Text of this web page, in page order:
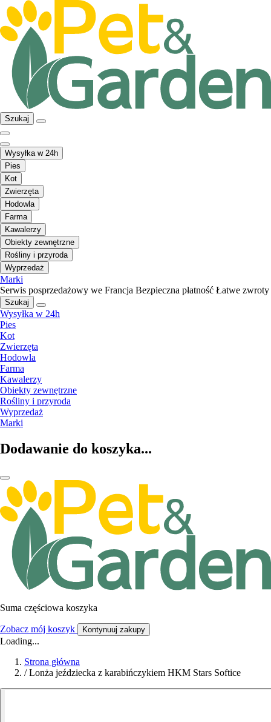
Szukaj
Wysyłka w 24h
Pies
Kot
Zwierzęta
Hodowla
Farma
Kawalerzy
Obiekty zewnętrzne
Rośliny i przyroda
Wyprzedaż
Marki
Serwis posprzedażowy we Francja Bezpieczna płatność Łatwe zwroty
Szukaj
Wysyłka w 24h
Pies
Kot
Zwierzęta
Hodowla
Farma
Kawalerzy
Obiekty zewnętrzne
Rośliny i przyroda
Wyprzedaż
Marki
Dodawanie do koszyka...
Suma częściowa koszyka
Zobacz mój koszyk Kontynuuj zakupy
Loading...
Strona główna
/ Lonża jeździecka z karabińczykiem HKM Stars Softice